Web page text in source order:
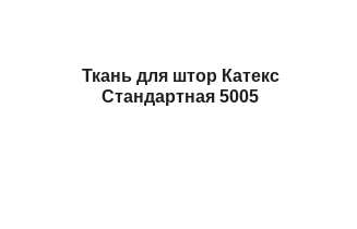
Ткань для штор Катекс
Стандартная 5005